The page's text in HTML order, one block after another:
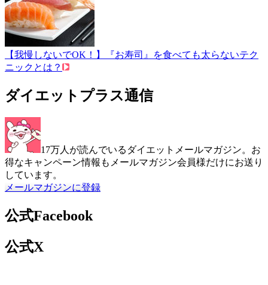
【我慢しないでOK！】『お寿司』を食べても太らないテク
ニックとは？
ダイエットプラス通信
17万人が読んでいるダイエットメールマガジン。お
得なキャンペーン情報もメールマガジン会員様だけにお送り
しています。
メールマガジンに登録
公式Facebook
公式X